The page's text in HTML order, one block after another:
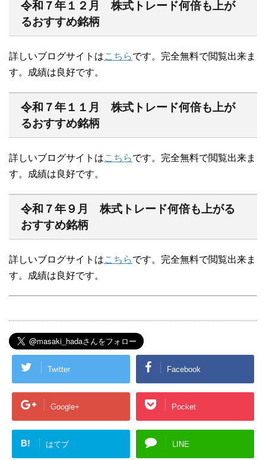
令和７年１２月 株式トレード何倍も上が
るおすすめ銘柄
詳しいブログサイトはこちらです。完全無料で閲覧出来ま
す。成績は良好です。
令和７年１１月 株式トレード何倍も上が
るおすすめ銘柄
詳しいブログサイトはこちらです。完全無料で閲覧出来ま
す。成績は良好です。
令和７年９月 株式トレード何倍も上がる
おすすめ銘柄
詳しいブログサイトはこちらです。完全無料で閲覧出来ま
す。成績は良好です。
Twitter Facebook
Google+ Pocket
B! はてブ LINE